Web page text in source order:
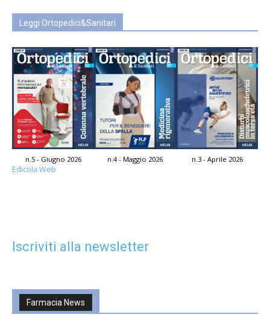
Leggi Ortopedici&Sanitari
n.5 - Giugno 2026 n.4 - Maggio 2026 n.3 - Aprile 2026
Edicola Web
Iscriviti alla newsletter
Farmacia News